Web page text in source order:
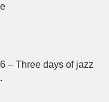
– Three days of jazz